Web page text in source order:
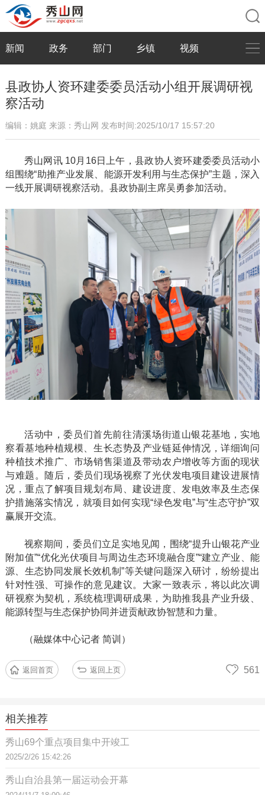
新闻 政务 部门 乡镇 视频
县政协人资环建委委员活动小组开展调研视
察活动
编辑：姚庭 来源：秀山网 发布时间:2025/10/17 15:57:20
秀山网讯10月16日上午，县政协人资环建委委员活动小
组围绕“助推产业发展、能源开发利用与生态保护”主题，深入
一线开展调研视察活动。县政协副主席吴勇参加活动。
活动中，委员们首先前往清溪场街道山银花基地，实地
察看基地种植规模、生长态势及产业链延伸情况，详细询问
种植技术推广、市场销售渠道及带动农户增收等方面的现状
与难题。随后，委员们现场视察了光伏发电项目建设进展情
况，重点了解项目规划布局、建设进度、发电效率及生态保
护措施落实情况，就项目如何实现“绿色发电”与“生态守护”双
赢展开交流。
视察期间，委员们立足实地见闻，围绕“提升山银花产业
附加值”“优化光伏项目与周边生态环境融合度”“建立产业、能
源、生态协同发展长效机制”等关键问题深入研讨，纷纷提出
针对性强、可操作的意见建议。大家一致表示，将以此次调
研视察为契机，系统梳理调研成果，为助推我县产业升级、
能源转型与生态保护协同并进贡献政协智慧和力量。
（融媒体中心记者简训）
返回首页 返回上页 561
相关推荐
秀山69个重点项目集中开竣工
2025/2/26 15:42:26
秀山自治县第一届运动会开幕